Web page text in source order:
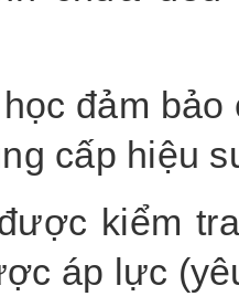
đảm
cấp hiệu
kiểm
áp lực